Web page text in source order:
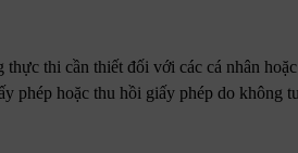
thi cần thiết đối với các cá nhân
phép hoặc thu hồi giấy phép do không